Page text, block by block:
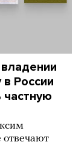
России
частную
отвечают